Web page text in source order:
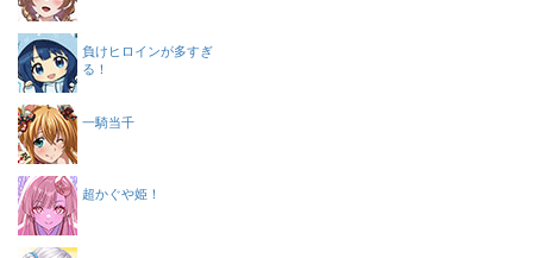
負けヒロインが多すぎ
る！
一騎当千
超かぐや姫！